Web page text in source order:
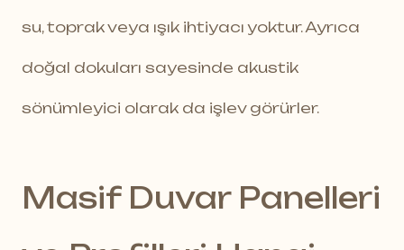
su, toprak veya ışık ihtiyacı yoktur. Ayrıca
doğal dokuları sayesinde akustik
sönümleyici olarak da işlev görürler.
Masif Duvar Panelleri